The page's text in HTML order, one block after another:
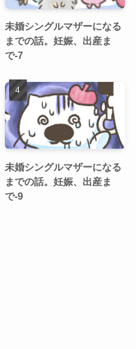
未婚シングルマザーになる
までの話。妊娠、出産ま
で-7
未婚シングルマザーになる
までの話。妊娠、出産ま
で-9